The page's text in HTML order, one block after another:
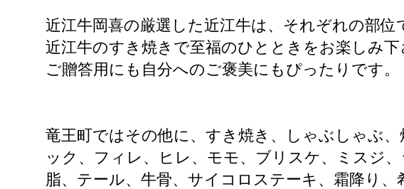
近江牛岡喜の厳選した近江牛は、それぞれの部
近江牛のすき焼きで至福のひとときをお楽しみ下
ご贈答用にも自分へのご褒美にもぴったりです。
竜王町ではその他に、すき焼き、しゃぶしゃぶ
ック、フィレ、ヒレ、モモ、ブリスケ、ミスジ
脂、テール、牛骨、サイコロステーキ、霜降り